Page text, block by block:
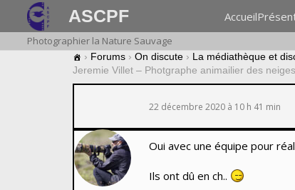
ASCPF Accueil
Photographier la Nature Sauvage
› Forums › On discute › La médiathèque et
Jeremie Villet – Photgraphe animailier des neiges
22 décembre 2020 à 10 h 41 min
Oui avec une équipe pour
Ils ont dû en ch..